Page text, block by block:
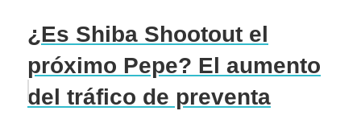
¿Es Shiba Shootout el
próximo Pepe? El aumento
del tráfico de preventa